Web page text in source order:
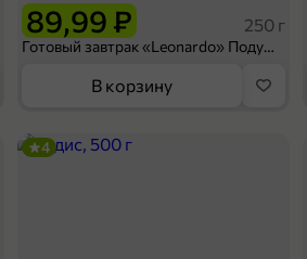
89,99 ₽ 250 г
Готовый завтрак «Leonardo» Подушечки с шоколадно-ореховой начинкой, 250 г
В корзину
4